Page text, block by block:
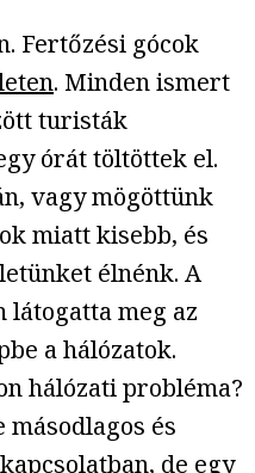
Fertőzési gócok
. Minden ismert
turisták
órát töltöttek el.
vagy mögöttünk
miatt kisebb, és
élnénk. A
látogatta meg az
a hálózatok.
hálózati probléma?
és
de egy